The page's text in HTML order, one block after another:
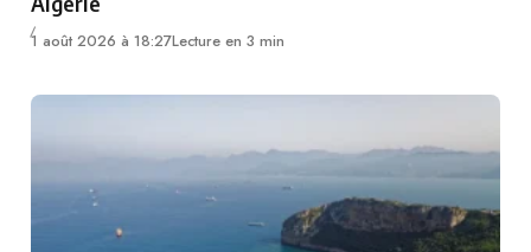
1 août 2026 à 18:27Lecture en 3 min